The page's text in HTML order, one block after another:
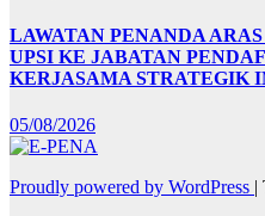
LAWATAN PENANDA
UPSI KE JABATAN
KERJASAMA STRATEGIK
05/08/2026
Proudly powered by WordPress |